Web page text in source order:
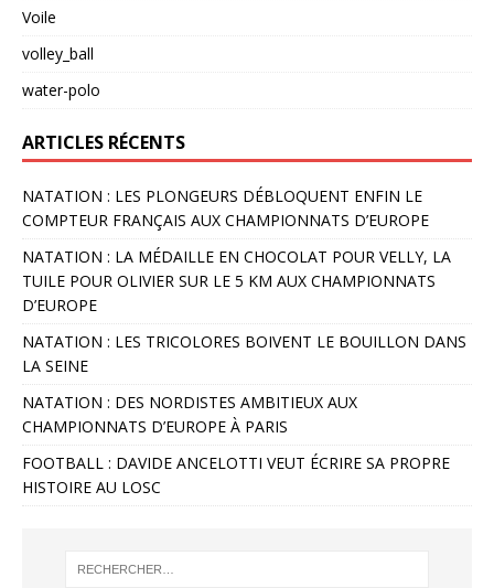
Voile
volley_ball
water-polo
ARTICLES RÉCENTS
NATATION : LES PLONGEURS DÉBLOQUENT ENFIN LE
COMPTEUR FRANÇAIS AUX CHAMPIONNATS D’EUROPE
NATATION : LA MÉDAILLE EN CHOCOLAT POUR VELLY, LA
TUILE POUR OLIVIER SUR LE 5 KM AUX CHAMPIONNATS
D’EUROPE
NATATION : LES TRICOLORES BOIVENT LE BOUILLON DANS
LA SEINE
NATATION : DES NORDISTES AMBITIEUX AUX
CHAMPIONNATS D’EUROPE À PARIS
FOOTBALL : DAVIDE ANCELOTTI VEUT ÉCRIRE SA PROPRE
HISTOIRE AU LOSC